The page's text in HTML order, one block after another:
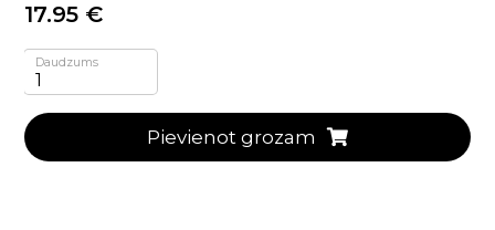
17.95 €
Daudzums
Pievienot grozam